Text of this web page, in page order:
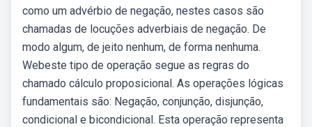
como um advérbio de negação, nestes casos são
chamadas de locuções adverbiais de negação. De
modo algum, de jeito nenhum, de forma nenhuma.
Webeste tipo de operação segue as regras do
chamado cálculo proposicional. As operações lógicas
fundamentais são: Negação, conjunção, disjunção,
condicional e bicondicional. Esta operação representa